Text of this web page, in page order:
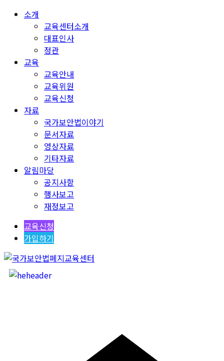
소개
교육센터소개
대표인사
정관
교육
교육안내
교육위원
교육신청
자료
국가보안법이야기
문서자료
영상자료
기타자료
알림마당
공지사항
행사보고
재정보고
교육신청
가입하기